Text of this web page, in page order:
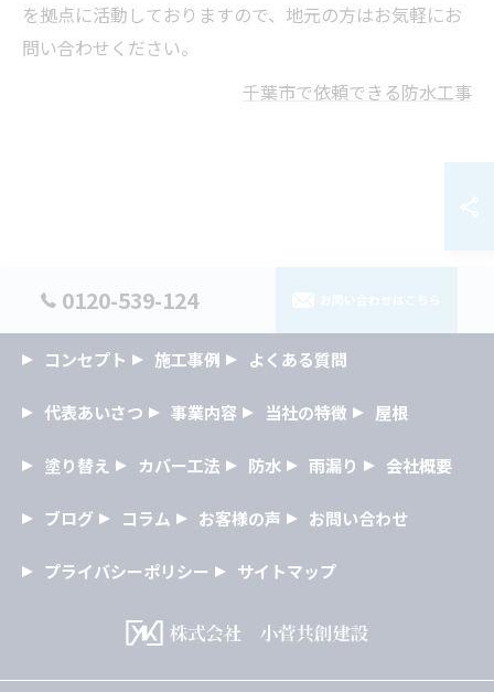
を拠点に活動しておりますので、地元の方はお気軽にお
問い合わせください。
千葉市で依頼できる防水工事
0120-539-124
コンセプト 施工事例 よくある質問
代表あいさつ 事業内容 当社の特徴 屋根
塗り替え カバー工法 防水 雨漏り 会社概要
ブログ コラム お客様の声 お問い合わせ
プライバシーポリシー サイトマップ